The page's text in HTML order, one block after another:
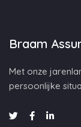
Braam
Met onze
persoonlijke